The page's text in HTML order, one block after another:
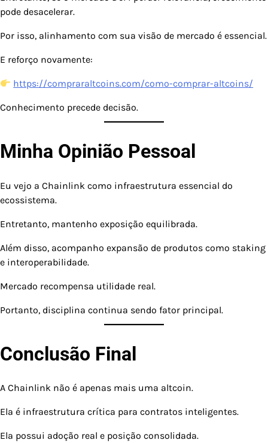
pode desacelerar.
Por isso, alinhamento com sua visão de mercado é essencial.
E reforço novamente:
https://compraraltcoins.com/como-comprar-altcoins/
Conhecimento precede decisão.
Minha Opinião Pessoal
Eu vejo a Chainlink como infraestrutura essencial do
ecossistema.
Entretanto, mantenho exposição equilibrada.
Além disso, acompanho expansão de produtos como staking
e interoperabilidade.
Mercado recompensa utilidade real.
Portanto, disciplina continua sendo fator principal.
Conclusão Final
A Chainlink não é apenas mais uma altcoin.
Ela é infraestrutura crítica para contratos inteligentes.
Ela possui adoção real e posição consolidada.